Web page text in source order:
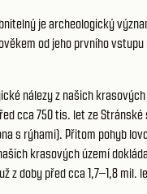
je archeologický
od jeho prvního vstupu
nálezy z našich
cca 750 tis. let ze Stránské
s rýhami). Přitom pohyb
krasových území
z doby před cca 1,7–1,8 mil.